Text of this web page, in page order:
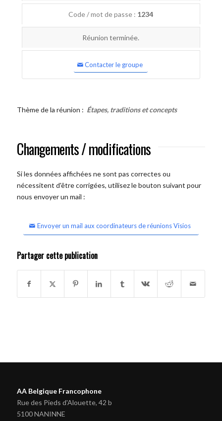
Code / mot de passe : 1234
Réunion terminée.
Contacter le groupe
Thème de la réunion : Étapes, traditions et concepts
Changements / modifications
Si les données affichées ne sont pas correctes ou
nécessitent d'être corrigées, utilisez le bouton suivant pour
nous envoyer un mail :
Envoyer un mail aux coordinateurs de réunions Visios
Partager cette publication
AA Belgique Francophone
Rue des Pieds d'Alouette, 42 b
5100 NANINNE